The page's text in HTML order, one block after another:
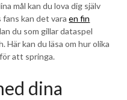
mål kan du lova dig själv
fans kan det varaen fin
du som gillar dataspel
Här kan du läsa om hur olika
att springa.
dina